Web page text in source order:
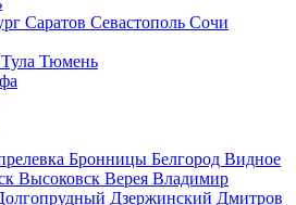
Саратов Севастополь Сочи
Тула Тюмень
Бронницы Белгород Видное
Высоковск Верея Владимир
Дзержинский Дмитров